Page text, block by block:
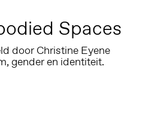
Spaces
door Christine Eyene
gender en identiteit.